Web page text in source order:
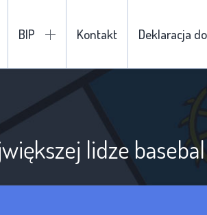
BIP Kontakt Deklaracja
lidze